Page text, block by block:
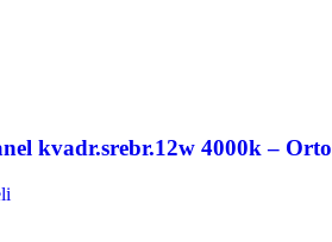
kvadr.srebr.12w 4000k – Orto